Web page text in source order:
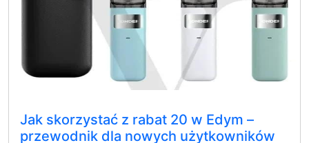
Jak skorzystać z rabat 20 w Edym –
przewodnik dla nowych użytkowników